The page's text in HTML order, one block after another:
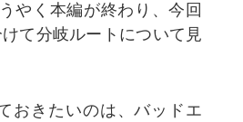
やく本編が終わり、今回
て分岐ルートについて見
おきたいのは、バッドエ